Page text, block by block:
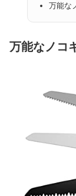
万能な
万能なノコ